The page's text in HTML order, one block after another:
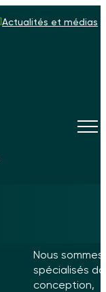
Actualités et médias
Nous sommes
spécialisés
conception,